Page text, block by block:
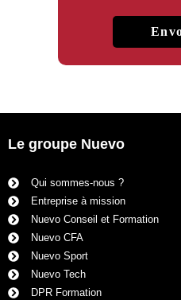
Le groupe Nuevo
Qui sommes-nous ?
Entreprise à mission
Nuevo Conseil et Formation
Nuevo CFA
Nuevo Sport
Nuevo Tech
DPR Formation